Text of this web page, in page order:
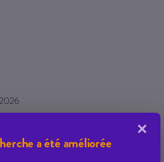
a été améliorée
×